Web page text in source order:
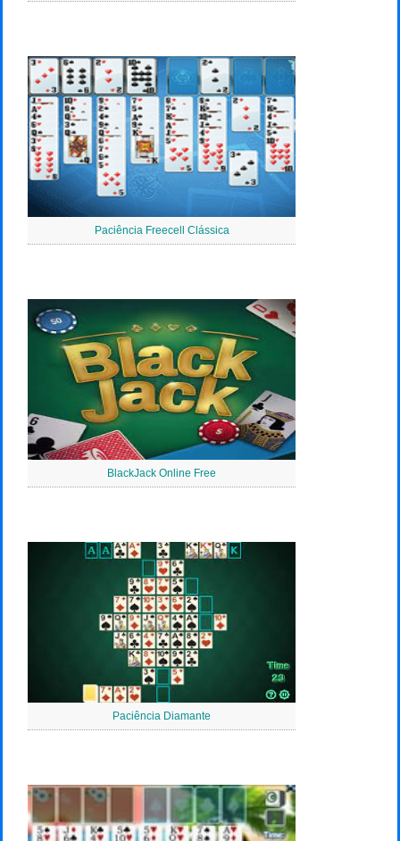
Paciência Freecell Clássica
BlackJack Online Free
Paciência Diamante